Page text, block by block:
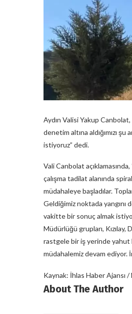
Aydın Valisi Yakup Canbolat,
denetim altına aldığımızı
istiyoruz” dedi.
Vali Canbolat
çalışma tadilat alanında
müdahaleye başladılar.
Geldiğimiz noktada yangını
vakitte bir sonuç almak
Müdürlüğü grupları, Kızılay,
rastgele bir iş yerinde yahut
müdahalemiz devam ediyor.
Kaynak: İhlas Haber Ajansı /
About The Author